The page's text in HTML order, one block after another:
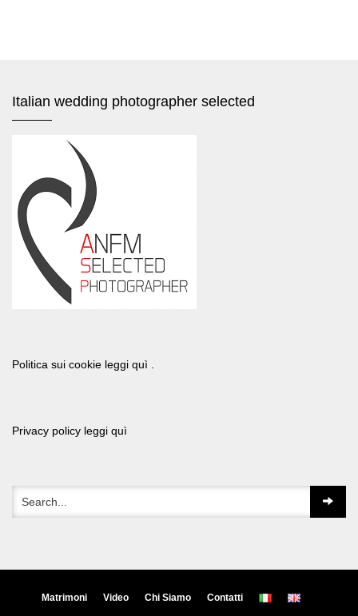
Italian wedding photographer selected
Politica sui cookie leggi quì .
Privacy policy leggi quì
Matrimoni Video Chi Siamo Contatti